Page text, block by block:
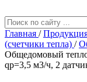
Главная /
(счетчики тепла) /
Общедомовый
qp=3,5 м3/ч, 2